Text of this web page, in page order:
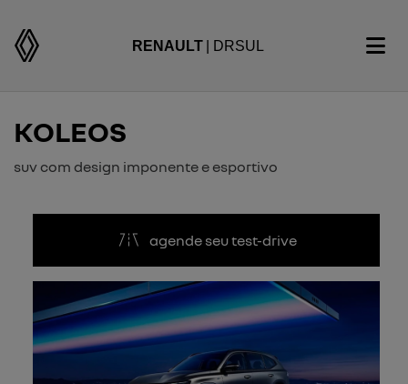
RENAULT | DRSUL
KOLEOS
suv com design imponente e esportivo
agende seu test-drive